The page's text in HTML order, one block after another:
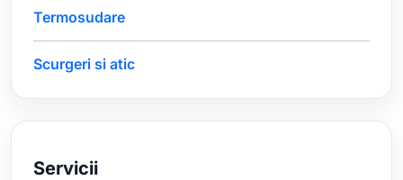
Termosudare
Scurgeri si atic
Servicii